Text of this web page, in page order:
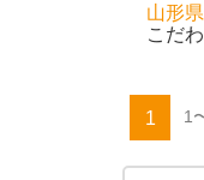
山形
こだ
1 1